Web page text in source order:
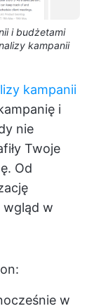
i budżetami
kampanii
kampanii
i
nie
Twoje
Od
w
w